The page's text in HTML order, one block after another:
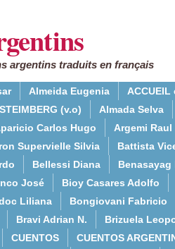
argentins traduits en français
Almeida Eugenia
ACCUEIL
(v.o)
Almada Selva
Carlos Hugo
Argemi Raul
Supervielle Silvia
Battista
Bellessi Diana
Benasayag
José
Bioy Casares Adolfo
Liliana
Bongiovani Fabricio
Bravi Adrian N.
Brizuela
CUENTOS
CUENTOS